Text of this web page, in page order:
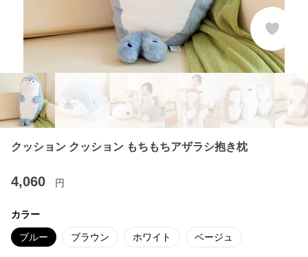
クッション クッション もちもちアザラシ抱き枕
4,060 円
カラー
ブルー ブラウン ホワイト ベージュ